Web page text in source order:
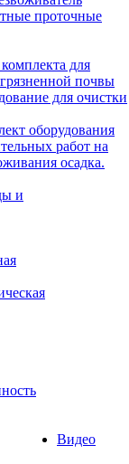
проточные
для
почвы
для очистки
оборудования
работ на
осадка.
и
Видео